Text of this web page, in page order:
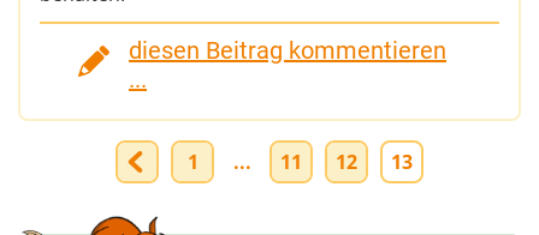
diesen Beitrag kommentieren
...
1 ... 11 12 13